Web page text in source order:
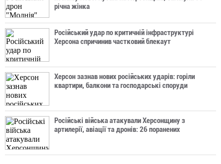
річна жінка
Російський удар по критичній інфраструктурі
Херсона спричинив частковий блекаут
Херсон зазнав нових російських ударів: горіли
квартири, балкони та господарські споруди
Російські війська атакували Херсонщину з
артилерії, авіації та дронів: 26 поранених